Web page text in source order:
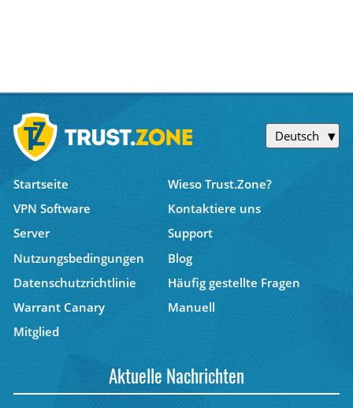
Deutsch
Startseite
Wieso Trust.Zone?
VPN Software
Kontaktiere uns
Server
Support
Nutzungsbedingungen
Blog
Datenschutzrichtlinie
Häufig gestellte Fragen
Warrant Canary
Manuell
Mitglied
Aktuelle Nachrichten